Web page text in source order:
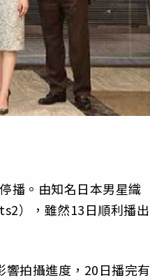
播。由知名日本男星織
），雖然13日順利播出
拍攝進度，20日播完有